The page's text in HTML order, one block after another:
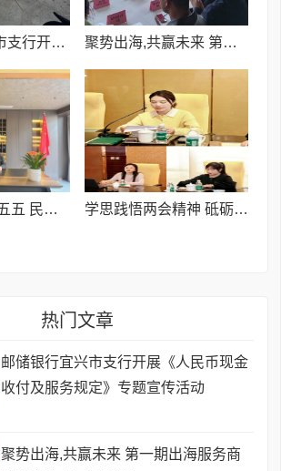
邮储银行宜兴市支行开展《人民币现金收付及服务规定》专题宣传活动 聚势出海,共赢未来 第一期出海服务商联盟交流会圆满落幕!
​魏任斌|筑梦十五五 民建谱新篇 学思践悟两会精神 砥砺奋进新征程
热门文章
邮储银行宜兴市支行开展《人民币现金
收付及服务规定》专题宣传活动
聚势出海,共赢未来 第一期出海服务商